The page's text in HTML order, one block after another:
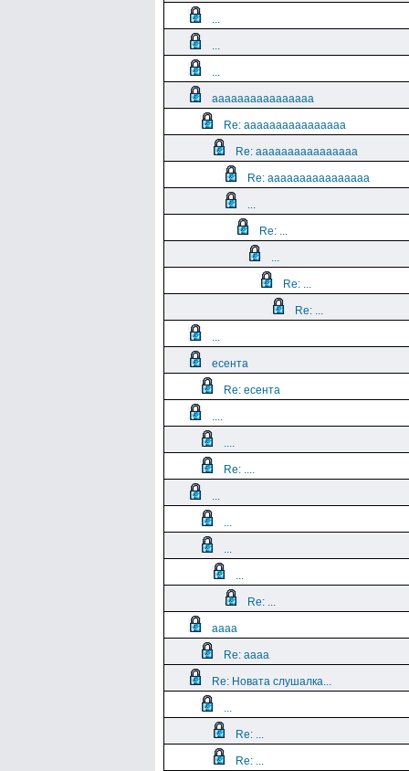
...
...
...
aaaaaaaaaaaaaaaa
Re: aaaaaaaaaaaaaaaa
Re: aaaaaaaaaaaaaaaa
Re: aaaaaaaaaaaaaaaa
...
Re: ...
...
Re: ...
Re: ...
...
есента
Re: есента
....
....
Re: ....
...
...
...
...
Re: ...
aaaa
Re: aaaa
Re: Новата слушалка...
...
Re: ...
Re: ...